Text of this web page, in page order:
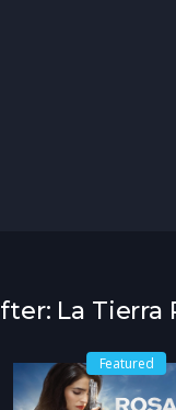
La
Featured